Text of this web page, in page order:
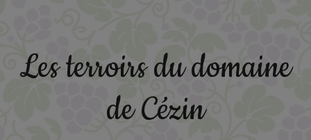
Les terroirs du domaine
de Cézin